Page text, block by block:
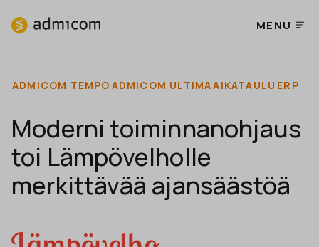
MENU
ADMICOM TEMPO ADMICOM ULTIMAAIKATAULU ERP
Moderni toiminnanohjaus
toi Lämpövelholle
merkittävää ajansäästöä